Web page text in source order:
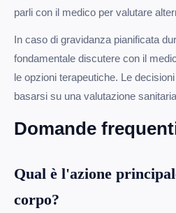
parli con il medico per valutare
In caso di gravidanza pianificata
fondamentale discutere con il
le opzioni terapeutiche. Le
basarsi su una valutazione
Domande
Qual è l'azione
corpo?